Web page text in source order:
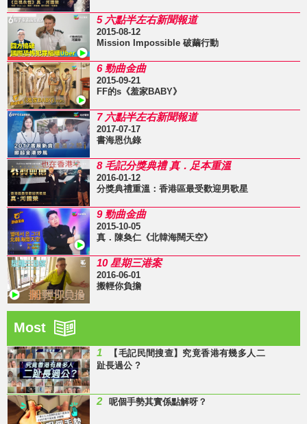
5 六點半左右新聞報道
2015-08-12
Mission Impossible 破繭行動
6 勁曲金曲
2015-09-21
FF的s《羞家BABY》
7 六點半左右新聞報道
2017-07-17
書海恩仇錄
8 毛記分獎典禮 真．足本重溫
2016-01-12
分獎典禮重溫：香港區最受歡迎男歌星
9 勁曲金曲
2015-10-05
真．陳奐仁《北韓海闊天空》
10 星期三港案
2016-06-01
搬輕你負擔
Most
1
【毛記民間搜查】究竟香港有幾多人二
趾長過公 ?
2 呢個手勢其實係點解呀？